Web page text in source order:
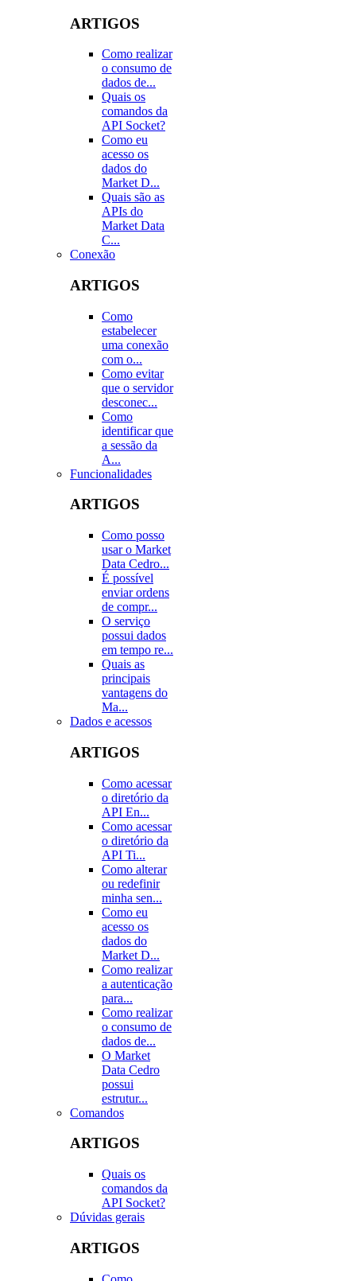
ARTIGOS
Como realizar
o consumo de
dados de...
Quais os
comandos da
API Socket?
Como eu
acesso os
dados do
Market D...
Quais são as
APIs do
Market Data
C...
Conexão
ARTIGOS
Como
estabelecer
uma conexão
com o...
Como evitar
que o servidor
desconec...
Como
identificar que
a sessão da
A...
Funcionalidades
ARTIGOS
Como posso
usar o Market
Data Cedro...
É possível
enviar ordens
de compr...
O serviço
possui dados
em tempo re...
Quais as
principais
vantagens do
Ma...
Dados e acessos
ARTIGOS
Como acessar
o diretório da
API En...
Como acessar
o diretório da
API Ti...
Como alterar
ou redefinir
minha sen...
Como eu
acesso os
dados do
Market D...
Como realizar
a autenticação
para...
Como realizar
o consumo de
dados de...
O Market
Data Cedro
possui
estrutur...
Comandos
ARTIGOS
Quais os
comandos da
API Socket?
Dúvidas gerais
ARTIGOS